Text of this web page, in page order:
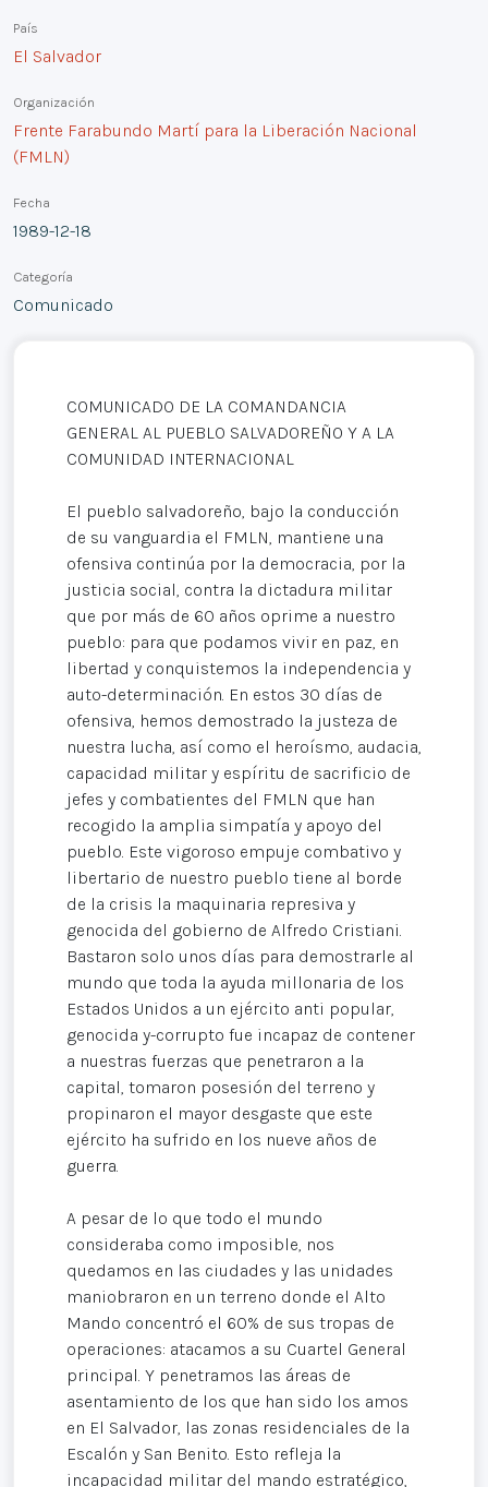
País
El Salvador
Organización
Frente Farabundo Martí para la Liberación Nacional
(FMLN)
Fecha
1989-12-18
Categoría
Comunicado
COMUNICADO DE LA COMANDANCIA
GENERAL AL PUEBLO SALVADOREÑO Y A LA
COMUNIDAD INTERNACIONAL
El pueblo salvadoreño, bajo la conducción
de su vanguardia el FMLN, mantiene una
ofensiva continúa por la democracia, por la
justicia social, contra la dictadura militar
que por más de 6O años oprime a nuestro
pueblo: para que podamos vivir en paz, en
libertad y conquistemos la independencia y
auto-determinación. En estos 30 días de
ofensiva, hemos demostrado la justeza de
nuestra lucha, así como el heroísmo, audacia,
capacidad militar y espíritu de sacrificio de
jefes y combatientes del FMLN que han
recogido la amplia simpatía y apoyo del
pueblo. Este vigoroso empuje combativo y
libertario de nuestro pueblo tiene al borde
de la crisis la maquinaria represiva y
genocida del gobierno de Alfredo Cristiani.
Bastaron solo unos días para demostrarle al
mundo que toda la ayuda millonaria de los
Estados Unidos a un ejército anti popular,
genocida y-corrupto fue incapaz de contener
a nuestras fuerzas que penetraron a la
capital, tomaron posesión del terreno y
propinaron el mayor desgaste que este
ejército ha sufrido en los nueve años de
guerra.
A pesar de lo que todo el mundo
consideraba como imposible, nos
quedamos en las ciudades y las unidades
maniobraron en un terreno donde el Alto
Mando concentró el 60% de sus tropas de
operaciones: atacamos a su Cuartel General
principal. Y penetramos las áreas de
asentamiento de los que han sido los amos
en El Salvador, las zonas residenciales de la
Escalón y San Benito. Esto refleja la
incapacidad militar del mando estratégico,